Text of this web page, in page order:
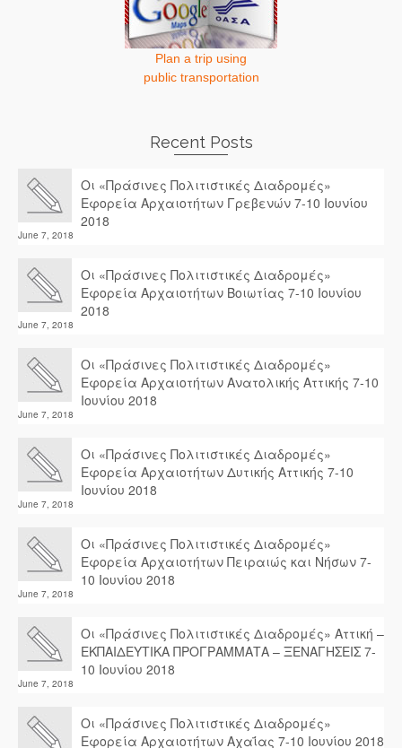
Plan a trip using
public transportation
Recent Posts
Οι «Πράσινες Πολιτιστικές Διαδρομές»
Εφορεία Αρχαιοτήτων Γρεβενών 7-10 Ιουνίου
2018
June 7, 2018
Οι «Πράσινες Πολιτιστικές Διαδρομές»
Εφορεία Αρχαιοτήτων Βοιωτίας 7-10 Ιουνίου
2018
June 7, 2018
Οι «Πράσινες Πολιτιστικές Διαδρομές»
Εφορεία Αρχαιοτήτων Ανατολικής Αττικής 7-10
Ιουνίου 2018
June 7, 2018
Οι «Πράσινες Πολιτιστικές Διαδρομές»
Εφορεία Αρχαιοτήτων Δυτικής Αττικής 7-10
Ιουνίου 2018
June 7, 2018
Οι «Πράσινες Πολιτιστικές Διαδρομές»
Εφορεία Αρχαιοτήτων Πειραιώς και Νήσων 7-
10 Ιουνίου 2018
June 7, 2018
Οι «Πράσινες Πολιτιστικές Διαδρομές» Αττική –
ΕΚΠΑΙΔΕΥΤΙΚΑ ΠΡΟΓΡΑΜΜΑΤΑ – ΞΕΝΑΓΗΣΕΙΣ 7-
10 Ιουνίου 2018
June 7, 2018
Οι «Πράσινες Πολιτιστικές Διαδρομές»
Εφορεία Αρχαιοτήτων Αχαΐας 7-10 Ιουνίου 2018